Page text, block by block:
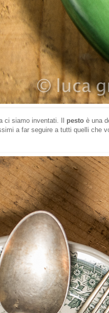
ci siamo inventati. Il pesto è una
a far seguire a tutti quelli che